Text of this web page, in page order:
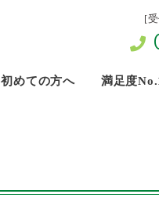
[
初めての方へ 満足度